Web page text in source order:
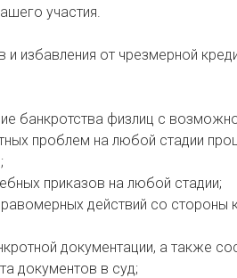
участия.
избавления от чрезмерной
банкротства физлиц с
проблем на любой стадии
приказов на любой стадии;
действий со стороны
документации, а также
документов в суд;